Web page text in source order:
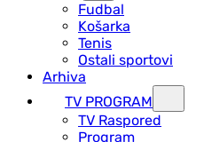
Fudbal
Košarka
Tenis
Ostali sportovi
Arhiva
TV PROGRAM
ТV Raspored
Program